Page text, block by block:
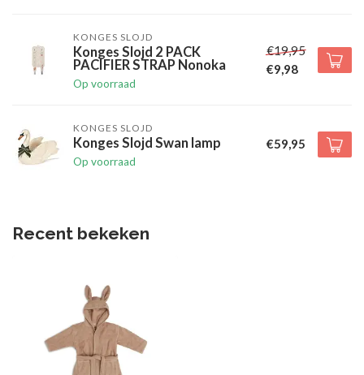
KONGES SLOJD
Konges Slojd 2 PACK
PACIFIER STRAP Nonoka
Op voorraad
€19,95
€9,98
KONGES SLOJD
Konges Slojd Swan lamp
Op voorraad
€59,95
Recent bekeken